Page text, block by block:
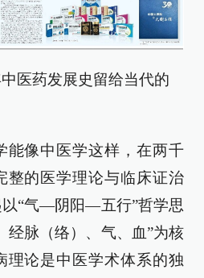
医药发展史留给当代的
能像中医学这样，在两千
整的医学理论与临床证治
以“气—阴阳—五行”哲学思
经脉（络）、气、血”为核
理论是中医学术体系的独